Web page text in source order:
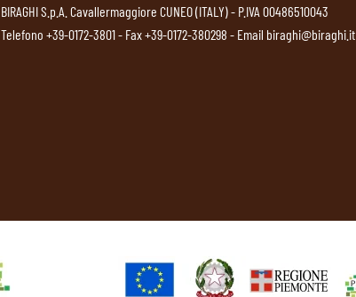
BIRAGHI S.p.A. Cavallermaggiore CUNEO (ITALY) - P.IVA 00486510043
Telefono +39-0172-3801- Fax +39-0172-380298 - Email biraghi@biraghi.it